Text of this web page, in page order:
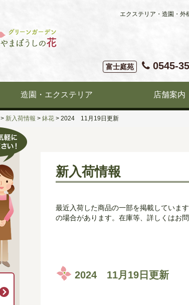
エクステリア・造園・外
富士庭苑 0545-
造園・エクステリア 店舗案内
> 新入荷情報 > 鉢花 > 2024 11月19日更新
新入荷情報
最近入荷した商品の一部を掲載していま
の場合があります。在庫等、詳しくはお問
2024 11月19日更新